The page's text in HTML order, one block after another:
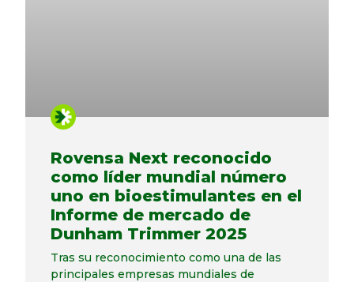
Rovensa Next reconocido
como líder mundial número
uno en bioestimulantes en el
Informe de mercado de
Dunham Trimmer 2025
Tras su reconocimiento como una de las
principales empresas mundiales de